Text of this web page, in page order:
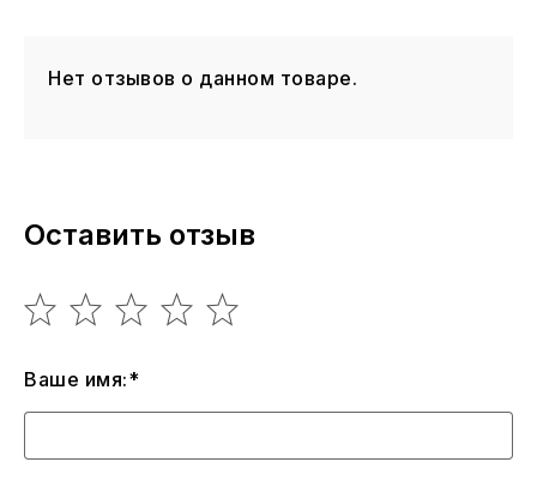
Нет отзывов о данном товаре.
Оставить отзыв
Ваше имя:*